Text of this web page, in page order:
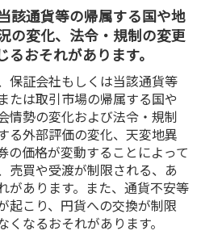
該通貨等の帰属する国や地
の変化、法令・規制の変更
おそれがあります。
保証会社もしくは当該通貨等
たは取引市場の帰属する国や
情勢の変化および法令・規制
る外部評価の変化、天変地異
の価格が変動することによって
売買や受渡が制限される、あ
があります。また、通貨不安等
起こり、円貨への交換が制限
なるおそれがあります。